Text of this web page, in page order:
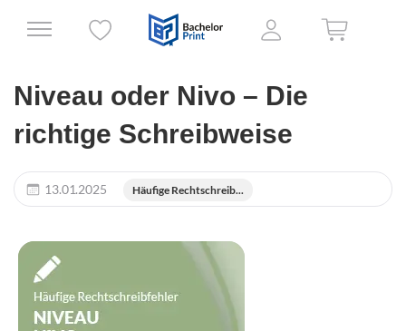
Niveau oder Nivo – Die
richtige Schreibweise
13.01.2025 Häufige Rechtschreib...